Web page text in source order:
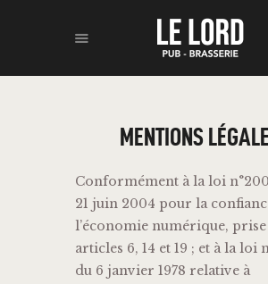
ACCUEIL
BOISSONS
RESTAURATION
À PROPOS
CONTACT
MENTIONS
Conformément à la loi
21 juin 2004 pour la
l’économie numérique, prise
articles 6, 14 et 19 ; et à la loi
du 6 janvier 1978 relative à